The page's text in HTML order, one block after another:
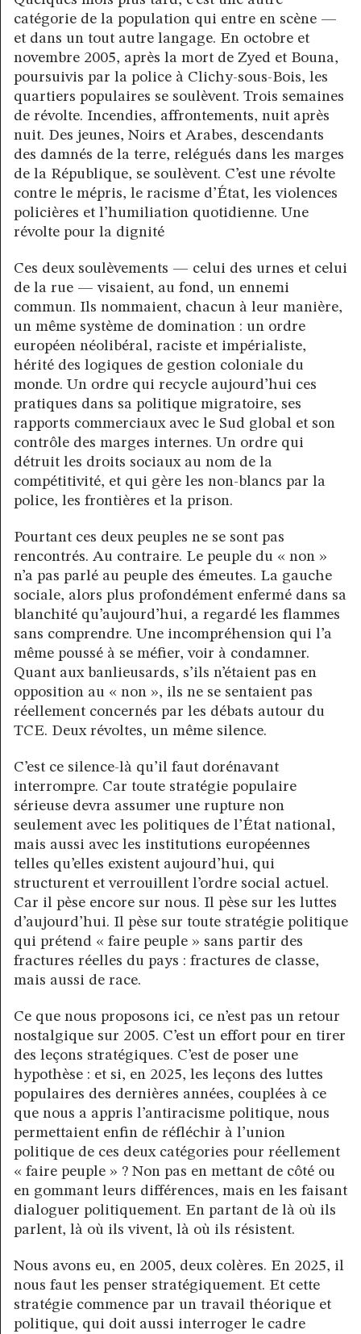
catégorie de la population qui entre en scène —
et dans un tout autre langage. En octobre et
novembre 2005, après la mort de Zyed et Bouna,
poursuivis par la police à Clichy-sous-Bois, les
quartiers populaires se soulèvent. Trois semaines
de révolte. Incendies, affrontements, nuit après
nuit. Des jeunes, Noirs et Arabes, descendants
des damnés de la terre, relégués dans les marges
de la République, se soulèvent. C’est une révolte
contre le mépris, le racisme d’État, les violences
policières et l’humiliation quotidienne. Une
révolte pour la dignité
Ces deux soulèvements — celui des urnes et celui
de la rue — visaient, au fond, un ennemi
commun. Ils nommaient, chacun à leur manière,
un même système de domination : un ordre
européen néolibéral, raciste et impérialiste,
hérité des logiques de gestion coloniale du
monde. Un ordre qui recycle aujourd’hui ces
pratiques dans sa politique migratoire, ses
rapports commerciaux avec le Sud global et son
contrôle des marges internes. Un ordre qui
détruit les droits sociaux au nom de la
compétitivité, et qui gère les non-blancs par la
police, les frontières et la prison.
Pourtant ces deux peuples ne se sont pas
rencontrés. Au contraire. Le peuple du « non »
n’a pas parlé au peuple des émeutes. La gauche
sociale, alors plus profondément enfermé dans sa
blanchité qu’aujourd’hui, a regardé les flammes
sans comprendre. Une incompréhension qui l’a
même poussé à se méfier, voir à condamner.
Quant aux banlieusards, s’ils n’étaient pas en
opposition au « non », ils ne se sentaient pas
réellement concernés par les débats autour du
TCE. Deux révoltes, un même silence.
C’est ce silence-là qu’il faut dorénavant
interrompre. Car toute stratégie populaire
sérieuse devra assumer une rupture non
seulement avec les politiques de l’État national,
mais aussi avec les institutions européennes
telles qu’elles existent aujourd’hui, qui
structurent et verrouillent l’ordre social actuel.
Car il pèse encore sur nous. Il pèse sur les luttes
d’aujourd’hui. Il pèse sur toute stratégie politique
qui prétend « faire peuple » sans partir des
fractures réelles du pays : fractures de classe,
mais aussi de race.
Ce que nous proposons ici, ce n’est pas un retour
nostalgique sur 2005. C’est un effort pour en tirer
des leçons stratégiques. C’est de poser une
hypothèse : et si, en 2025, les leçons des luttes
populaires des dernières années, couplées à ce
que nous a appris l’antiracisme politique, nous
permettaient enfin de réfléchir à l’union
politique de ces deux catégories pour réellement
« faire peuple » ? Non pas en mettant de côté ou
en gommant leurs différences, mais en les faisant
dialoguer politiquement. En partant de là où ils
parlent, là où ils vivent, là où ils résistent.
Nous avons eu, en 2005, deux colères. En 2025, il
nous faut les penser stratégiquement. Et cette
stratégie commence par un travail théorique et
politique, qui doit aussi interroger le cadre